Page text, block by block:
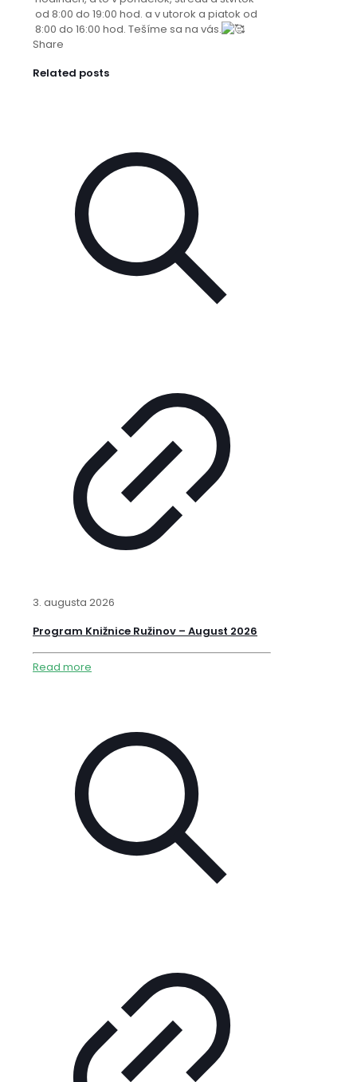
od 8:00 do 19:00 hod. a v utorok a piatok od
8:00 do 16:00 hod. Tešíme sa na vás.
Share
Related posts
3. augusta 2026
Program Knižnice Ružinov – August 2026
Read more